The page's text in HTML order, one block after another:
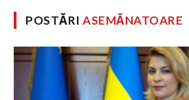
POSTĂRIASEMĂNATOARE